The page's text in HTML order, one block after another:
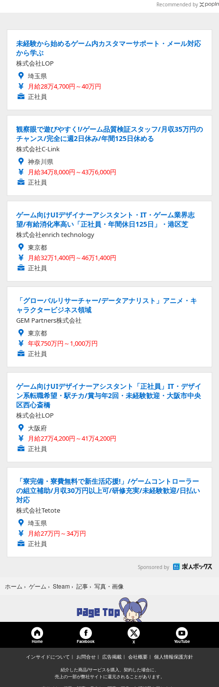
Recommended by
未経験から始めるゲーム内カスタマーサポート・メール対応
から学ぶ
株式会社LOP
埼玉県
月給28万4,700円～40万円
正社員
観察眼で遊びやすく!/ゲーム品質検証スタッフ/月収35万円の
チャンス/完全に週2日休み/年間125日休める
株式会社C-Link
神奈川県
月給34万8,000円～43万6,000円
正社員
ゲーム向けUIデザイナーアシスタント・IT・ゲーム業界志
望/有給消化率高い「正社員・年間休日125日」・港区芝
株式会社enrich technology
東京都
月給32万1,400円～46万1,400円
正社員
「グローバルリサーチャー/データアナリスト」アニメ・キ
ャラクタービジネス領域
GEM Partners株式会社
東京都
年収750万円～1,000万円
正社員
ゲーム向けUIデザイナーアシスタント「正社員」IT・デザイ
ン系転職希望・駅チカ/賞与年2回・未経験歓迎・大阪市中央
区西心斎橋
株式会社LOP
大阪府
月給27万4,200円～41万4,200円
正社員
「寮完備・寮費無料で新生活応援!」/ゲームコントローラー
の組立補助/月収30万円以上可/研修充実/未経験歓迎/日払い
対応
株式会社Tetote
埼玉県
月給27万円～34万円
正社員
Sponsored by
ホーム › ゲーム › Steam › 記事 › 写真・画像
Home Facebook X YouTube
インサイドについて お問合せ 広告掲載 会社概要 個人情報保護方針
紹介した商品/サービスを購入、契約した場合に、
売上の一部が弊社サイトに還元されることがあります。